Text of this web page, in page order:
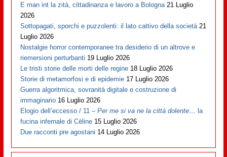
E man int la zità, cittadinanza e lavoro a Bologna 21 Luglio
2026
Sottopagati, sporchi e puzzolenti: il lato cattivo della società 21
Luglio 2026
Nostalgie horror contemporanee tra desiderio di un altrove e
riemersioni perturbanti 19 Luglio 2026
Le tristi storie delle morti delle regine 18 Luglio 2026
Storie di metamorfosi e di epidemie 17 Luglio 2026
Guerra algoritmica, sovranità digitale e costruzione di
immaginario 16 Luglio 2026
Elogio dell’eccesso / 11 –Per me si va ne la città dolente… la
fucina infernale di Cèline 15 Luglio 2026
Due racconti pre agostani 14 Luglio 2026